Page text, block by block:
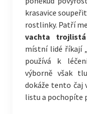
krasavice
rostlinky. Patří
vachta trojlistá
místní lidé říkají
používá k
výborně však
dokáže tento čaj
listu a pochopíte